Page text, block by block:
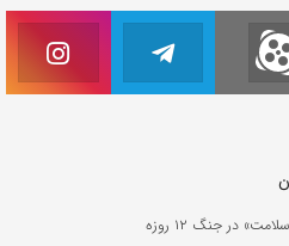
در جنگ ۱۲ روزه